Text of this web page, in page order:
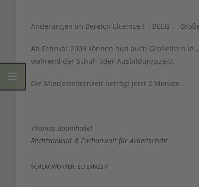
Änderungen im Bereich Elternzeit – BEEG –
Ab Februar 2009 können nun auch Großeltern in
während der Schul- oder Ausbildungszeit).
Die Mindestelternzeit beträgt jetzt 2 Monate.
Thomas Baumhäkel
Rechtsanwalt & Fachanwalt für Arbeitsrecht
SCHLAGWÖRTER: ELTERNZEIT